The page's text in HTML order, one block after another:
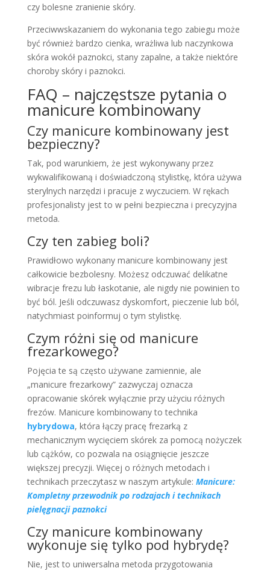
czy bolesne zranienie skóry.
Przeciwwskazaniem do wykonania tego zabiegu może
być również bardzo cienka, wrażliwa lub naczynkowa
skóra wokół paznokci, stany zapalne, a także niektóre
choroby skóry i paznokci.
FAQ – najczęstsze pytania o
manicure kombinowany
Czy manicure kombinowany jest
bezpieczny?
Tak, pod warunkiem, że jest wykonywany przez
wykwalifikowaną i doświadczoną stylistkę, która używa
sterylnych narzędzi i pracuje z wyczuciem. W rękach
profesjonalisty jest to w pełni bezpieczna i precyzyjna
metoda.
Czy ten zabieg boli?
Prawidłowo wykonany manicure kombinowany jest
całkowicie bezbolesny. Możesz odczuwać delikatne
wibracje frezu lub łaskotanie, ale nigdy nie powinien to
być ból. Jeśli odczuwasz dyskomfort, pieczenie lub ból,
natychmiast poinformuj o tym stylistkę.
Czym różni się od manicure
frezarkowego?
Pojęcia te są często używane zamiennie, ale
„manicure frezarkowy” zazwyczaj oznacza
opracowanie skórek wyłącznie przy użyciu różnych
frezów. Manicure kombinowany to technika
hybrydowa, która łączy pracę frezarką z
mechanicznym wycięciem skórek za pomocą nożyczek
lub cążków, co pozwala na osiągnięcie jeszcze
większej precyzji. Więcej o różnych metodach i
technikach przeczytasz w naszym artykule: Manicure:
Kompletny przewodnik po rodzajach i technikach
pielęgnacji paznokci
Czy manicure kombinowany
wykonuje się tylko pod hybrydę?
Nie, jest to uniwersalna metoda przygotowania